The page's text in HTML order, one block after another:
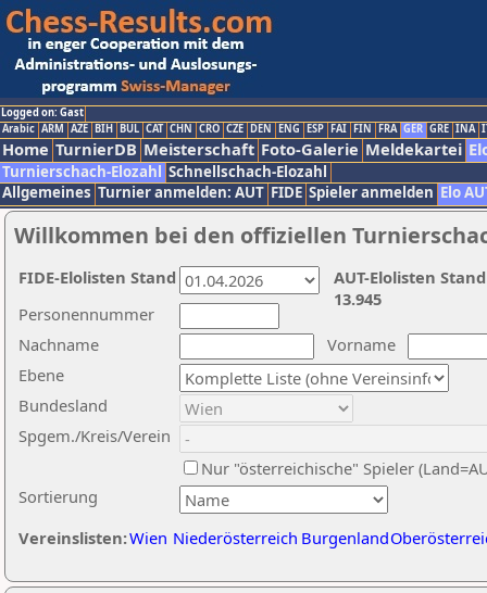
Logged on: Gast
Arabic ARM AZE BIH BUL CAT CHN CRO CZE DEN ENG ESP FAI FIN FRA GER GRE INA
Home TurnierDB Meisterschaft Foto-Galerie Meldekartei
Turnierschach-Elozahl Schnellschach-Elozahl
Allgemeines Turnier anmelden: AUT FIDE Spieler anmelden Elo
Willkommen bei den offiziellen
Nachname
Vorname
Ebene
Sortierung
Personennummer
Bundesland
Spgem./Kreis/Verein
Nur "österreichische" Spieler
Vereinslisten:Wien Niederösterreich Burgenland
AUT-Elolisten
13.945
FIDE-Elolisten Stand